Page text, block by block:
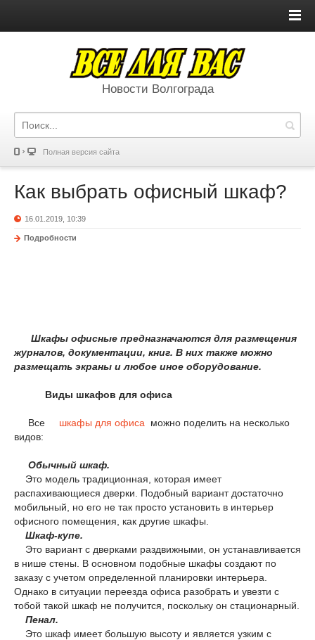
Новости Волгограда
Полная версия сайта
Как выбрать офисный шкаф?
16.01.2019, 10:39
Подробности
Шкафы офисные предназначаются для размещения
журналов, документации, книг. В них также можно
размещать экраны и любое иное оборудование.
Виды шкафов для офиса
Все шкафы для офиса можно поделить на несколько
видов:
Обычный шкаф.
Это модель традиционная, которая имеет
распахивающиеся дверки. Подобный вариант достаточно
мобильный, но его не так просто установить в интерьер
офисного помещения, как другие шкафы.
Шкаф-купе.
Это вариант с дверками раздвижными, он устанавливается
в нише стены. В основном подобные шкафы создают по
заказу с учетом определенной планировки интерьера.
Однако в ситуации переезда офиса разобрать и увезти с
тобой такой шкаф не получится, поскольку он стационарный.
Пенал.
Это шкаф имеет большую высоту и является узким с